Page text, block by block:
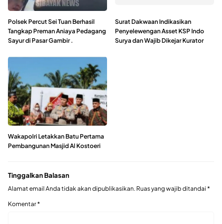
Polsek Percut Sei Tuan Berhasil
Tangkap Preman Aniaya Pedagang
Sayur di Pasar Gambir .
Surat Dakwaan Indikasikan
Penyelewengan Asset KSP Indo
Surya dan Wajib Dikejar Kurator
Wakapolri Letakkan Batu Pertama
Pembangunan Masjid Al Kostoeri
Tinggalkan Balasan
Alamat email Anda tidak akan dipublikasikan. Ruas yang wajib ditandai *
Komentar*